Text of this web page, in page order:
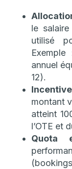
le
utilisé
annuel
12).
montant
atteint
l’OTE et
Quota